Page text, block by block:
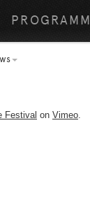
PROGRAMM
Festival on Vimeo.